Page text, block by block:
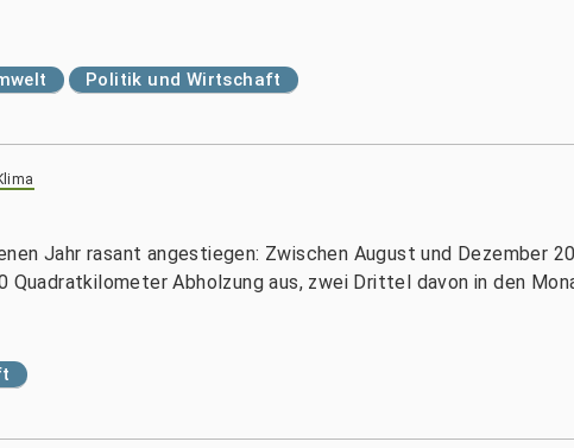
Politik und Wirtschaft
Jahr rasant angestiegen: Zwischen August und Dezember
Quadratkilometer Abholzung aus, zwei Drittel davon in den